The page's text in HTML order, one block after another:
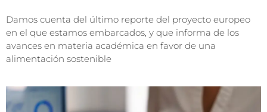
Damos cuenta del último reporte del proyecto europeo
en el que estamos embarcados, y que informa de los
avances en materia académica en favor de una
alimentación sostenible